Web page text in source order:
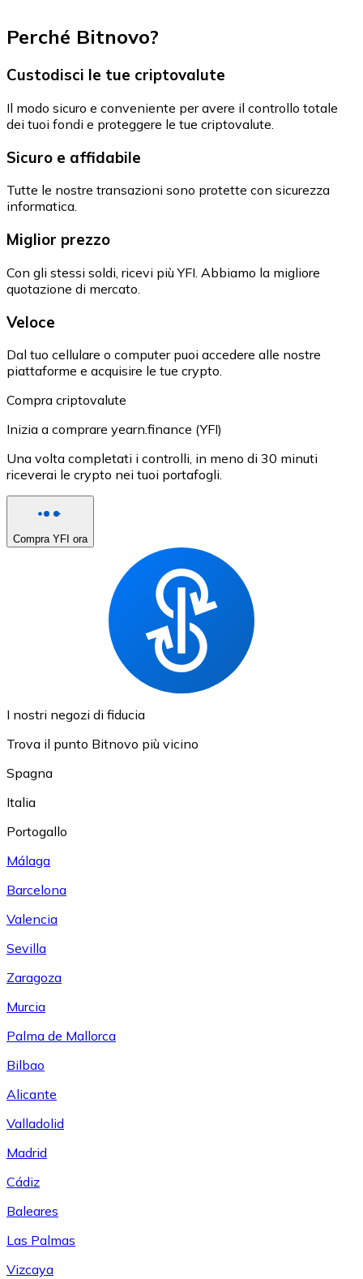
Perché Bitnovo?
Custodisci le tue criptovalute
Il modo sicuro e conveniente per avere il controllo totale
dei tuoi fondi e proteggere le tue criptovalute.
Sicuro e affidabile
Tutte le nostre transazioni sono protette con sicurezza
informatica.
Miglior prezzo
Con gli stessi soldi, ricevi più YFI. Abbiamo la migliore
quotazione di mercato.
Veloce
Dal tuo cellulare o computer puoi accedere alle nostre
piattaforme e acquisire le tue crypto.
Compra criptovalute
Inizia a comprare yearn.finance (YFI)
Una volta completati i controlli, in meno di 30 minuti
riceverai le crypto nei tuoi portafogli.
Compra YFI ora
I nostri negozi di fiducia
Trova il punto Bitnovo più vicino
Spagna
Italia
Portogallo
Málaga
Barcelona
Valencia
Sevilla
Zaragoza
Murcia
Palma de Mallorca
Bilbao
Alicante
Valladolid
Madrid
Cádiz
Baleares
Las Palmas
Vizcaya